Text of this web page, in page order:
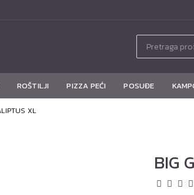
ROŠTILJI PIZZA PEĆI POSUĐE
XL
BIG